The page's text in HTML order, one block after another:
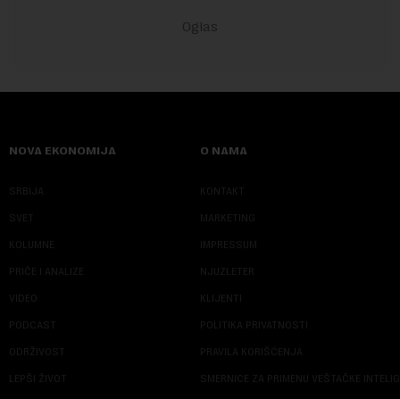
NOVA EKONOMIJA
SRBIJA
SVET
KOLUMNE
PRIČE I ANALIZE
VIDEO
PODCAST
ODRŽIVOST
LEPŠI ŽIVOT
O NAMA
KONTAKT
MARKETING
IMPRESSUM
NJUZLETER
KLIJENTI
POLITIKA PRIVATNOSTI
PRAVILA KORIŠĆENJA
SMERNICE ZA PRIMENU VEŠTAČKE